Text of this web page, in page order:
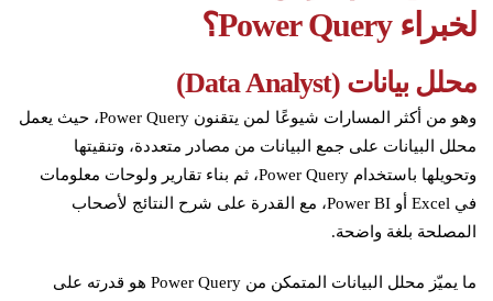
لخبراءPower Query؟
محلل بيانات (Data Analyst
)
وهو من أكثر المسارات شيوعًا لمن يتقنون Power Query، حيث يعمل
محلل البيانات على جمع البيانات من مصادر متعددة، وتنقيتها
وتحويلها باستخدام Power Query، ثم بناء تقارير ولوحات معلومات
في Excel أو Power BI، مع القدرة على شرح النتائج لأصحاب
المصلحة بلغة واضحة.
ما يميّز محلل البيانات المتمكن من Power Query هو قدرته على